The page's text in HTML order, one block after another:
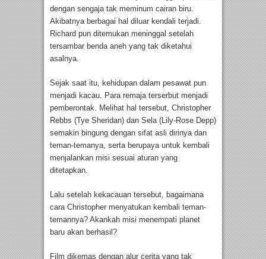
dengan sengaja tak meminum cairan biru.
Akibatnya berbagai hal diluar kendali terjadi.
Richard pun ditemukan meninggal setelah
tersambar benda aneh yang tak diketahui
asalnya.
Sejak saat itu, kehidupan dalam pesawat pun
menjadi kacau. Para remaja terserbut menjadi
pemberontak. Melihat hal tersebut, Christopher
Rebbs (Tye Sheridan) dan Sela (Lily-Rose Depp)
semakin bingung dengan sifat asli dirinya dan
teman-temanya, serta berupaya untuk kembali
menjalankan misi sesuai aturan yang
ditetapkan.
Lalu setelah kekacauan tersebut, bagaimana
cara Christopher menyatukan kembali teman-
temannya? Akankah misi menempati planet
baru akan berhasil?
Film dikemas dengan alur cerita yang tak